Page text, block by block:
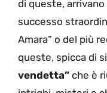
di queste,
successo
Amara” o del più
queste, spicca di
vendetta” che è